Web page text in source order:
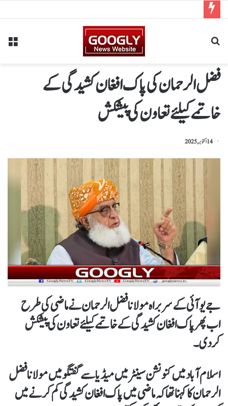
فضل الرحمان کی پاک افغان کشیدگی کے
خاتمےکیلئےتعاون کی پیشکش
14 اکتوبر, 2025
جے یوآئی کے سربراہ مولانافضل الرحمان نے ماضی کی طرح
اب پھر پاک افغان کشیدگی کے خاتمے کیلئے تعاون کی پیشکش
کردی۔
اسلام آباد میں کنونشن سینٹر میں میڈیا سے گفتگو میں مولانا فضل
الرحمان کا کہنا تھاکہ ماضی میں پاک افغان کشیدگی کم کرنے میں